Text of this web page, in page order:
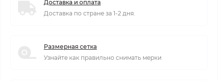
Доставка и оплата
Доставка по стране за 1-2 дня.
Размерная сетка
Узнайте как правильно снимать мерки